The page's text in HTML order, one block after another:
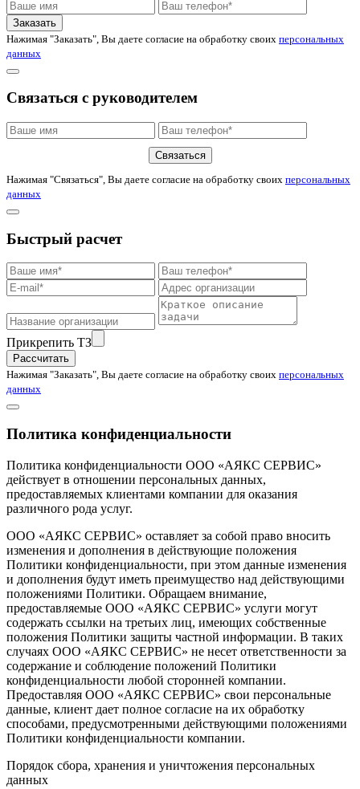
Заказать
Нажимая "Заказать", Вы даете согласие на обработку своих персональных
данных
Связаться с руководителем
Связаться
Нажимая "Связаться", Вы даете согласие на обработку своих персональных
данных
Быстрый расчет
Прикрепить ТЗ
Рассчитать
Нажимая "Заказать", Вы даете согласие на обработку своих персональных
данных
Политика конфиденциальности
Политика конфиденциальности ООО «АЯКС СЕРВИС»
действует в отношении персональных данных,
предоставляемых клиентами компании для оказания
различного рода услуг.
ООО «АЯКС СЕРВИС» оставляет за собой право вносить
изменения и дополнения в действующие положения
Политики конфиденциальности, при этом данные изменения
и дополнения будут иметь преимущество над действующими
положениями Политики. Обращаем внимание,
предоставляемые ООО «АЯКС СЕРВИС» услуги могут
содержать ссылки на третьих лиц, имеющих собственные
положения Политики защиты частной информации. В таких
случаях ООО «АЯКС СЕРВИС» не несет ответственности за
содержание и соблюдение положений Политики
конфиденциальности любой сторонней компании.
Предоставляя ООО «АЯКС СЕРВИС» свои персональные
данные, клиент дает полное согласие на их обработку
способами, предусмотренными действующими положениями
Политики конфиденциальности компании.
Порядок сбора, хранения и уничтожения персональных
данных